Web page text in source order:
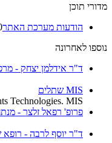
מדורי תוכן
הודעות מערכת האתר
נוספו לאחרונה
ד"ר אידלמן יצחק -
MIS שתלים
Technologies. MIS
פרופ' רפאל זלצר -
ד"ר יוסף לרבה - רופא